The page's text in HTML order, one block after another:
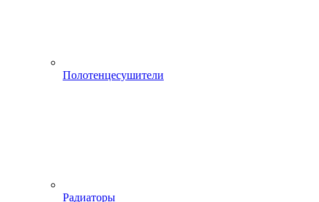
Полотенцесушители
Радиаторы